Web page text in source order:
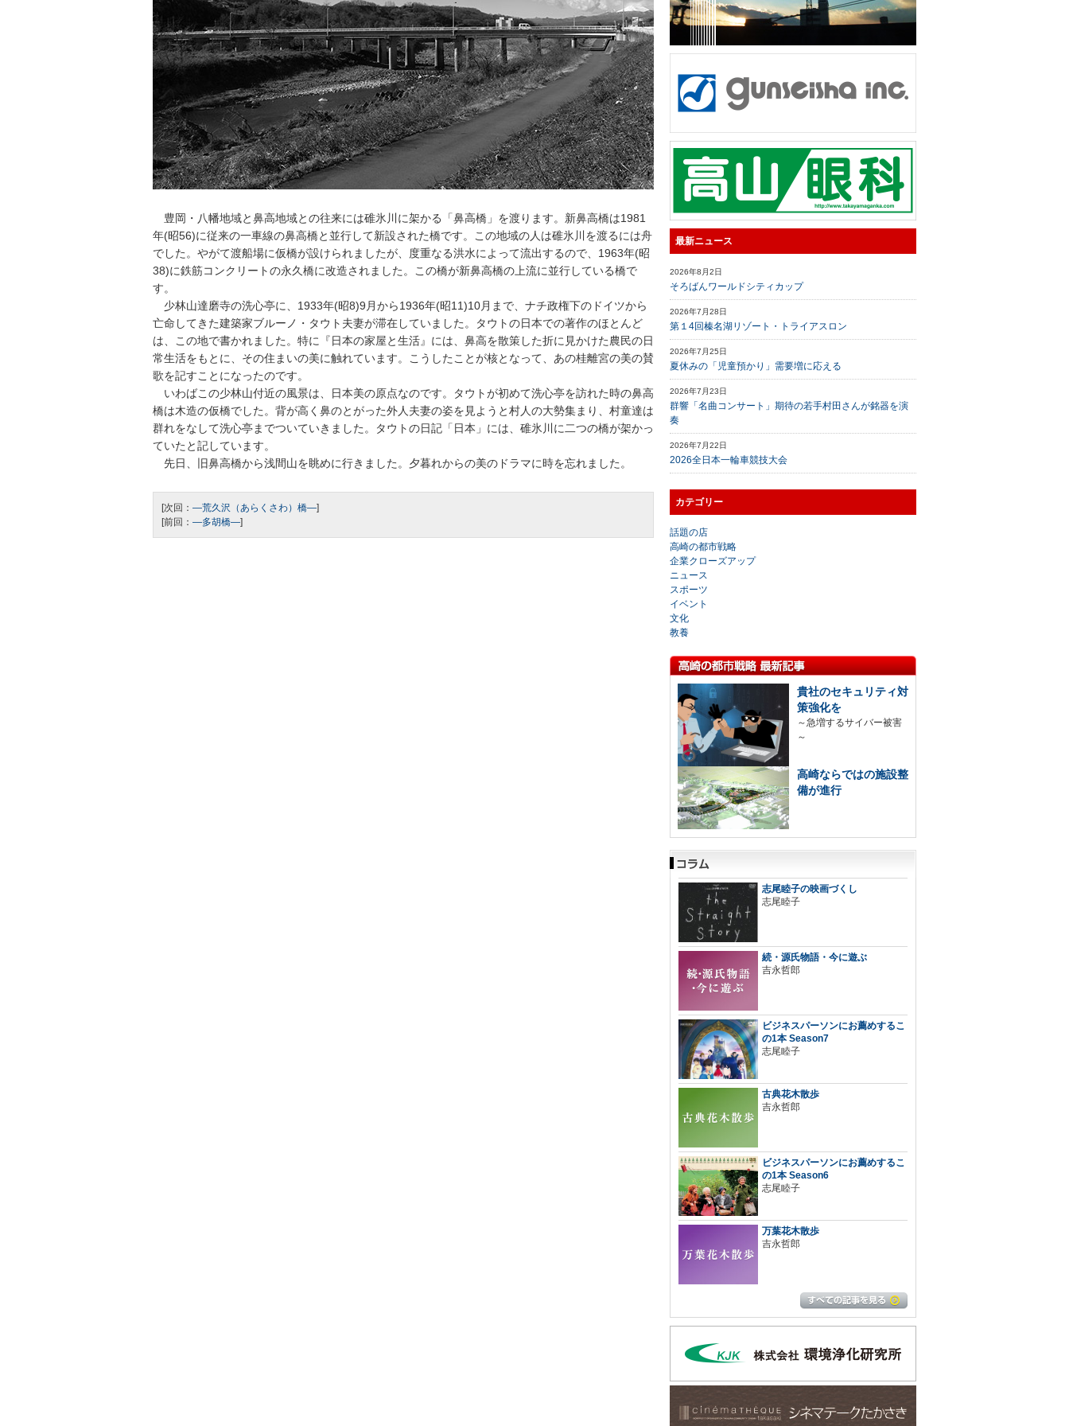
豊岡・八幡地域と鼻高地域との往来には碓氷川に架かる「鼻高橋」を渡ります。新鼻高橋は1981
年(昭56)に従来の一車線の鼻高橋と並行して新設された橋です。この地域の人は碓氷川を渡るには舟
でした。やがて渡船場に仮橋が設けられましたが、度重なる洪水によって流出するので、1963年(昭
38)に鉄筋コンクリートの永久橋に改造されました。この橋が新鼻高橋の上流に並行している橋で
す。
少林山達磨寺の洗心亭に、1933年(昭8)9月から1936年(昭11)10月まで、ナチ政権下のドイツから
亡命してきた建築家ブルーノ・タウト夫妻が滞在していました。タウトの日本での著作のほとんど
は、この地で書かれました。特に『日本の家屋と生活』には、鼻高を散策した折に見かけた農民の日
常生活をもとに、その住まいの美に触れています。こうしたことが核となって、あの桂離宮の美の賛
歌を記すことになったのです。
いわばこの少林山付近の風景は、日本美の原点なのです。タウトが初めて洗心亭を訪れた時の鼻高
橋は木造の仮橋でした。背が高く鼻のとがった外人夫妻の姿を見ようと村人の大勢集まり、村童達は
群れをなして洗心亭までついていきました。タウトの日記「日本」には、碓氷川に二つの橋が架かっ
ていたと記しています。
先日、旧鼻高橋から浅間山を眺めに行きました。夕暮れからの美のドラマに時を忘れました。
[次回： —荒久沢（あらくさわ）橋―]
[前回： ―多胡橋―]
最新ニュース
2026年8月2日
そろばんワールドシティカップ
2026年7月28日
第１4回榛名湖リゾート・トライアスロン
2026年7月25日
夏休みの「児童預かり」需要増に応える
2026年7月23日
群響「名曲コンサート」期待の若手村田さんが銘器を演
奏
2026年7月22日
2026全日本一輪車競技大会
カテゴリー
話題の店
高崎の都市戦略
企業クローズアップ
ニュース
スポーツ
イベント
文化
教養
貴社のセキュリティ対
策強化を
～急増するサイバー被害
～
高崎ならではの施設整
備が進行
志尾睦子の映画づくし
志尾睦子
続・源氏物語・今に遊ぶ
吉永哲郎
ビジネスパーソンにお薦めするこ
の1本 Season7
志尾睦子
古典花木散歩
吉永哲郎
ビジネスパーソンにお薦めするこ
の1本 Season6
志尾睦子
万葉花木散歩
吉永哲郎